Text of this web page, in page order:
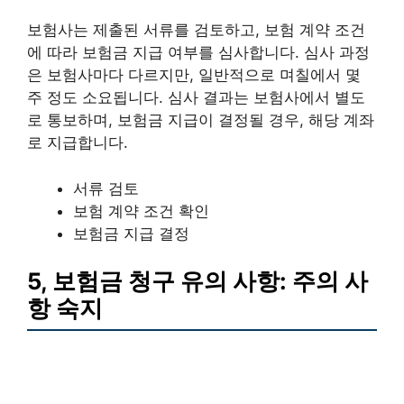
보험사는 제출된 서류를 검토하고, 보험 계약 조건
에 따라 보험금 지급 여부를 심사합니다. 심사 과정
은 보험사마다 다르지만, 일반적으로 며칠에서 몇
주 정도 소요됩니다. 심사 결과는 보험사에서 별도
로 통보하며, 보험금 지급이 결정될 경우, 해당 계좌
로 지급합니다.
서류 검토
보험 계약 조건 확인
보험금 지급 결정
5, 보험금 청구 유의 사항: 주의 사
항 숙지